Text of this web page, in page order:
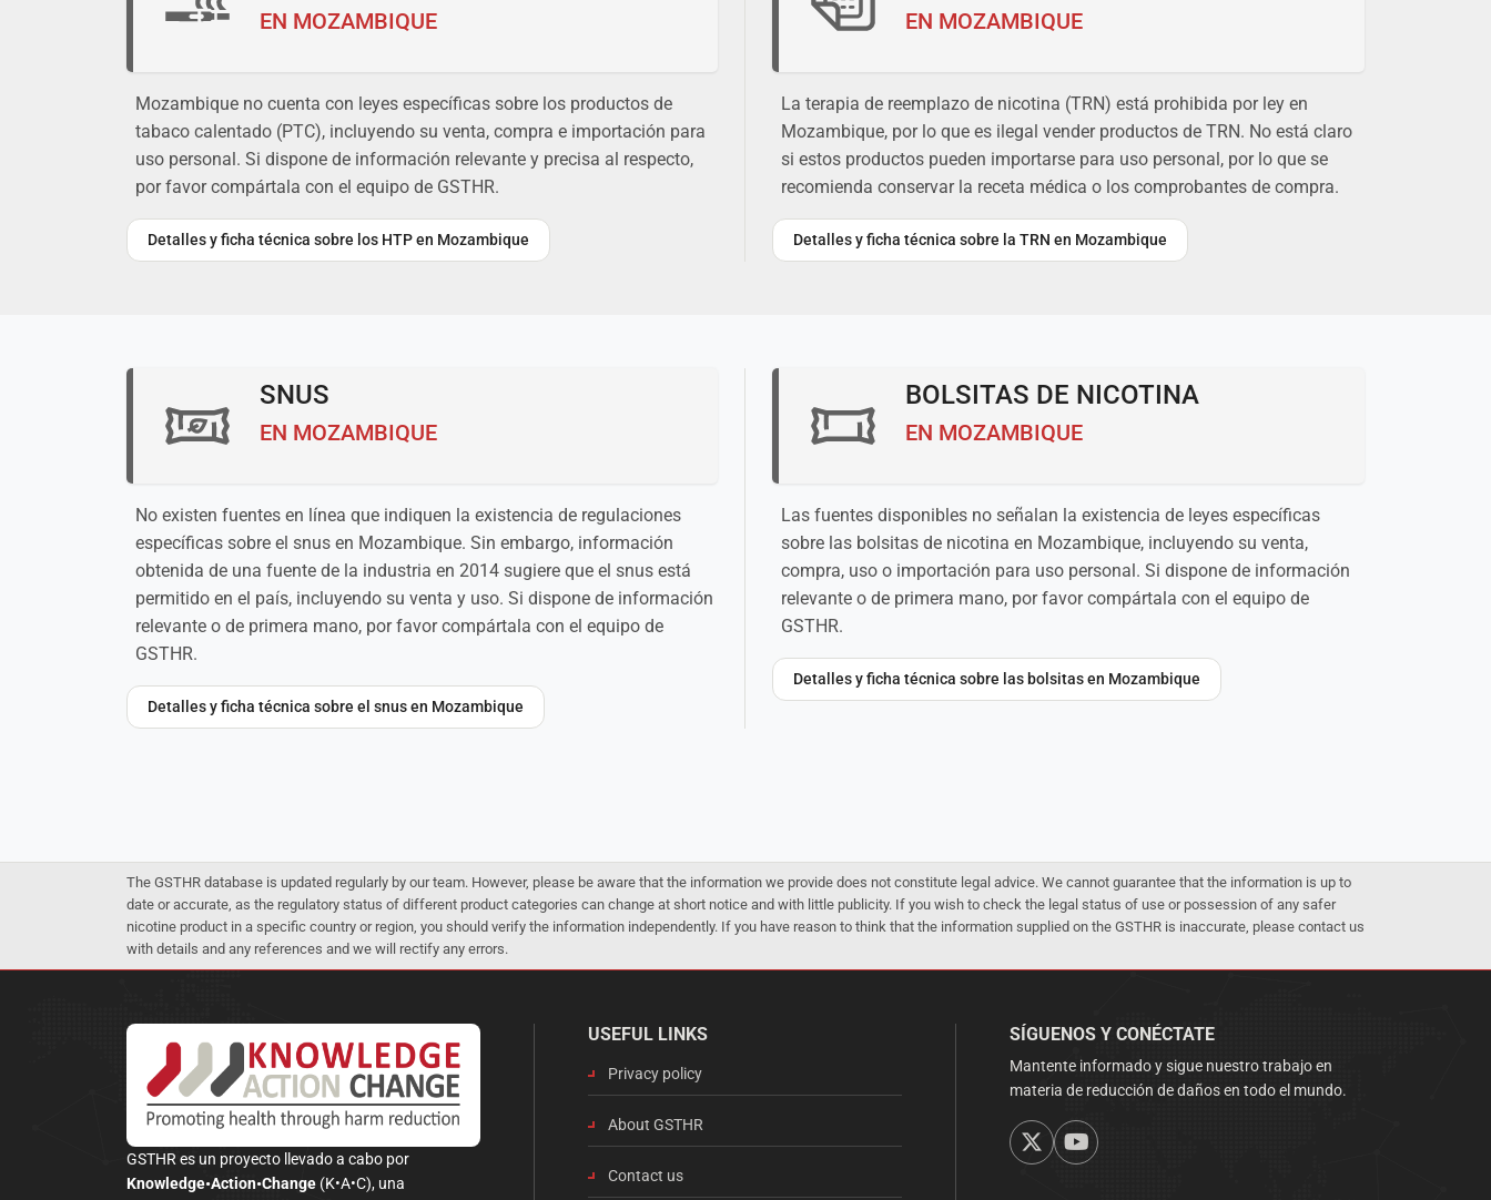
EN MOZAMBIQUE
Mozambique no cuenta con leyes específicas sobre los productos de
tabaco calentado (PTC), incluyendo su venta, compra e importación para
uso personal. Si dispone de información relevante y precisa al respecto,
por favor compártala con el equipo de GSTHR.
Detalles y ficha técnica sobre los HTP en Mozambique
EN MOZAMBIQUE
La terapia de reemplazo de nicotina (TRN) está prohibida por ley en
Mozambique, por lo que es ilegal vender productos de TRN. No está claro
si estos productos pueden importarse para uso personal, por lo que se
recomienda conservar la receta médica o los comprobantes de compra.
Detalles y ficha técnica sobre la TRN en Mozambique
SNUS
EN MOZAMBIQUE
No existen fuentes en línea que indiquen la existencia de regulaciones
específicas sobre el snus en Mozambique. Sin embargo, información
obtenida de una fuente de la industria en 2014 sugiere que el snus está
permitido en el país, incluyendo su venta y uso. Si dispone de información
relevante o de primera mano, por favor compártala con el equipo de
GSTHR.
Detalles y ficha técnica sobre el snus en Mozambique
BOLSITAS DE NICOTINA
EN MOZAMBIQUE
Las fuentes disponibles no señalan la existencia de leyes específicas
sobre las bolsitas de nicotina en Mozambique, incluyendo su venta,
compra, uso o importación para uso personal. Si dispone de información
relevante o de primera mano, por favor compártala con el equipo de
GSTHR.
Detalles y ficha técnica sobre las bolsitas en Mozambique
The GSTHR database is updated regularly by our team. However, please be aware that the information we provide does not constitute legal advice. We cannot guarantee that the information is up to
date or accurate, as the regulatory status of different product categories can change at short notice and with little publicity. If you wish to check the legal status of use or possession of any safer
nicotine product in a specific country or region, you should verify the information independently. If you have reason to think that the information supplied on the GSTHR is inaccurate, please contact us
with details and any references and we will rectify any errors.
GSTHR es un proyecto llevado a cabo por
Knowledge•Action•Change (K•A•C), una
USEFUL LINKS
Privacy policy
About GSTHR
Contact us
SÍGUENOS Y CONÉCTATE
Mantente informado y sigue nuestro trabajo en
materia de reducción de daños en todo el mundo.